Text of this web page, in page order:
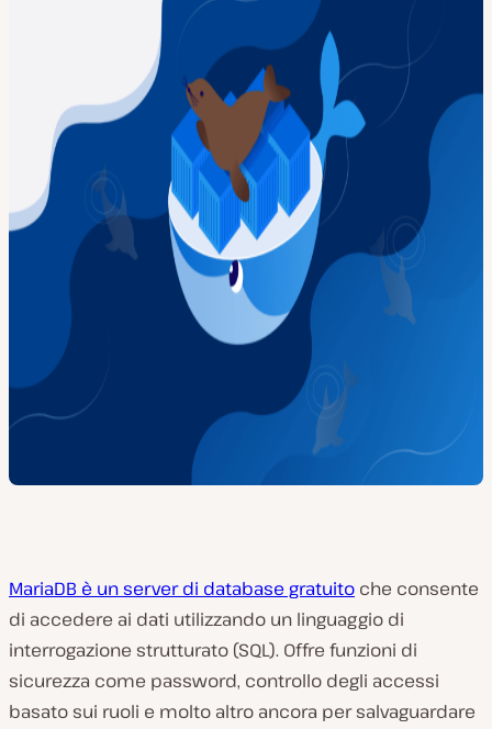
MariaDB è un server di database gratuito che consente
di accedere ai dati utilizzando un linguaggio di
interrogazione strutturato (SQL). Offre funzioni di
sicurezza come password, controllo degli accessi
basato sui ruoli e molto altro ancora per salvaguardare